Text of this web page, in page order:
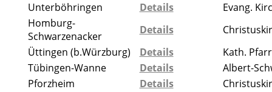
Unterböhringen
Details
Evang.
Homburg-
Schwarzenacker
Details
Üttingen (b.Würzburg)
Details
Kath.
Tübingen-Wanne
Details
Albert-
Pforzheim
Details